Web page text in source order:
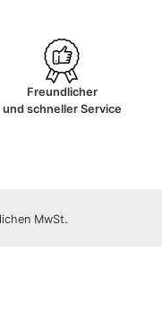
Freundlicher
und schneller Service
MwSt.